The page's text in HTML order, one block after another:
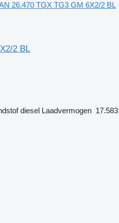
26.470 TGX TG3 GM 6X2/2 BL
2 BL
diesel Laadvermogen 17.583